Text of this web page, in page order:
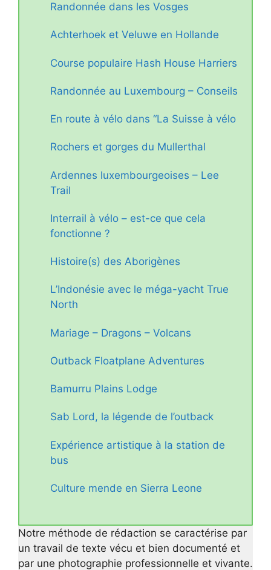
Randonnée dans les Vosges
Achterhoek et Veluwe en Hollande
Course populaire Hash House Harriers
Randonnée au Luxembourg – Conseils
En route à vélo dans “La Suisse à vélo
Rochers et gorges du Mullerthal
Ardennes luxembourgeoises – Lee
Trail
Interrail à vélo – est-ce que cela
fonctionne ?
Histoire(s) des Aborigènes
L’Indonésie avec le méga-yacht True
North
Mariage – Dragons – Volcans
Outback Floatplane Adventures
Bamurru Plains Lodge
Sab Lord, la légende de l’outback
Expérience artistique à la station de
bus
Culture mende en Sierra Leone
Notre méthode de rédaction se caractérise par
un travail de texte vécu et bien documenté et
par une photographie professionnelle et vivante.